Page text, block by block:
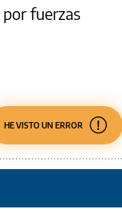
fuerzas
HE VISTO UN ERROR